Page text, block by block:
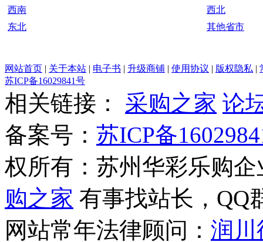
西南
西北
东北
其他省市
网站首页 | 关于本站 | 电子书 | 升级商铺 | 使用协议 | 版权隐私 |
苏ICP备16029841号
相关链接： 采购之家 论
备案号： 苏ICP备
权所有：苏州华彩乐购
购之家 有事找站长，QQ
网站常年法律顾问： 润川